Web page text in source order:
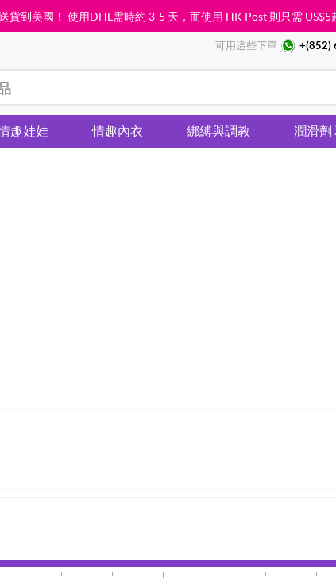
貨到美國！ 使用DHL需時約 3-5 天，而使用 HK Post 則只需 US$5
可用這些下單 +(852)
趣娃娃 情趣內衣 綁縛與調教 潤滑劑